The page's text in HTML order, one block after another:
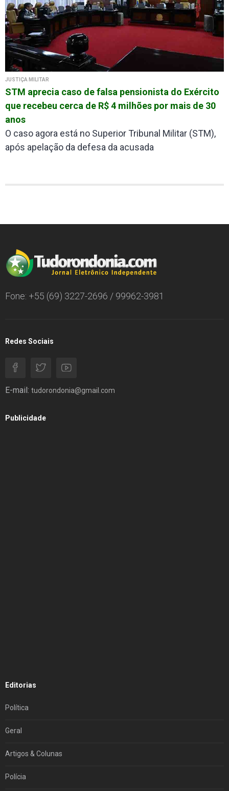
JUSTIÇA MILITAR
STM aprecia caso de falsa pensionista do Exército
que recebeu cerca de R$ 4 milhões por mais de 30
anos
O caso agora está no Superior Tribunal Militar (STM),
após apelação da defesa da acusada
Fone: +55 (69) 3227-2696 / 99962-3981
Redes Sociais
E-mail: tudorondonia@gmail.com
Publicidade
Editorias
Política
Geral
Artigos & Colunas
Polícia